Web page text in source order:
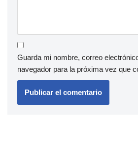
Guarda mi nombre, correo
navegador para la próxima vez que